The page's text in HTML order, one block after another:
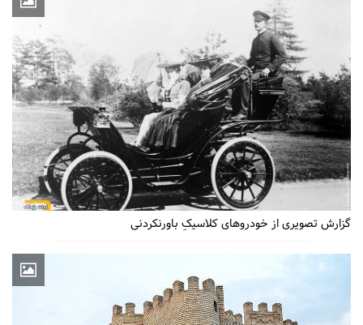
گزارش تصویری از خودروهای کلاسیکِ باورنکردنی